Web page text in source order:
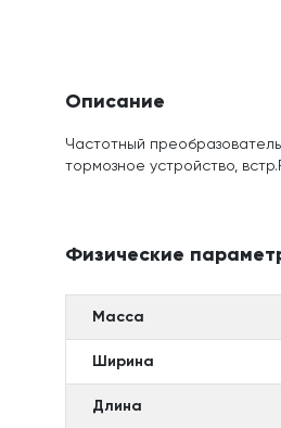
Описание
Частотный
тормозное устройство,
Физические
Масса
Ширина
Длина